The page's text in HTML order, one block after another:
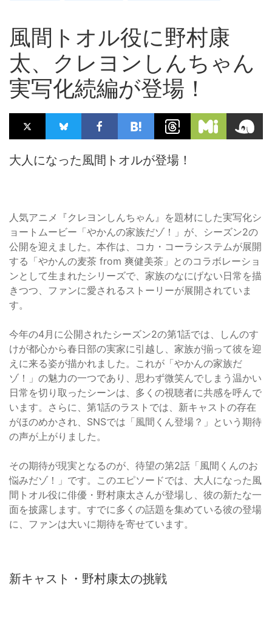
風間トオル役に野村康
太、クレヨンしんちゃん
実写化続編が登場！
大人になった風間トオルが登場！
人気アニメ『クレヨンしんちゃん』を題材にした実写化シ
ョートムービー「やかんの家族だゾ！」が、シーズン2の
公開を迎えました。本作は、コカ・コーラシステムが展開
する「やかんの麦茶 from 爽健美茶」とのコラボレーショ
ンとして生まれたシリーズで、家族のなにげない日常を描
きつつ、ファンに愛されるストーリーが展開されていま
す。
今年の4月に公開されたシーズン2の第1話では、しんのす
けが都心から春日部の実家に引越し、家族が揃って彼を迎
えに来る姿が描かれました。これが「やかんの家族だ
ゾ！」の魅力の一つであり、思わず微笑んでしまう温かい
日常を切り取ったシーンは、多くの視聴者に共感を呼んで
います。さらに、第1話のラストでは、新キャストの存在
がほのめかされ、SNSでは「風間くん登場？」という期待
の声が上がりました。
その期待が現実となるのが、待望の第2話「風間くんのお
悩みだゾ！」です。このエピソードでは、大人になった風
間トオル役に俳優・野村康太さんが登場し、彼の新たな一
面を披露します。すでに多くの話題を集めている彼の登場
に、ファンは大いに期待を寄せています。
新キャスト・野村康太の挑戦